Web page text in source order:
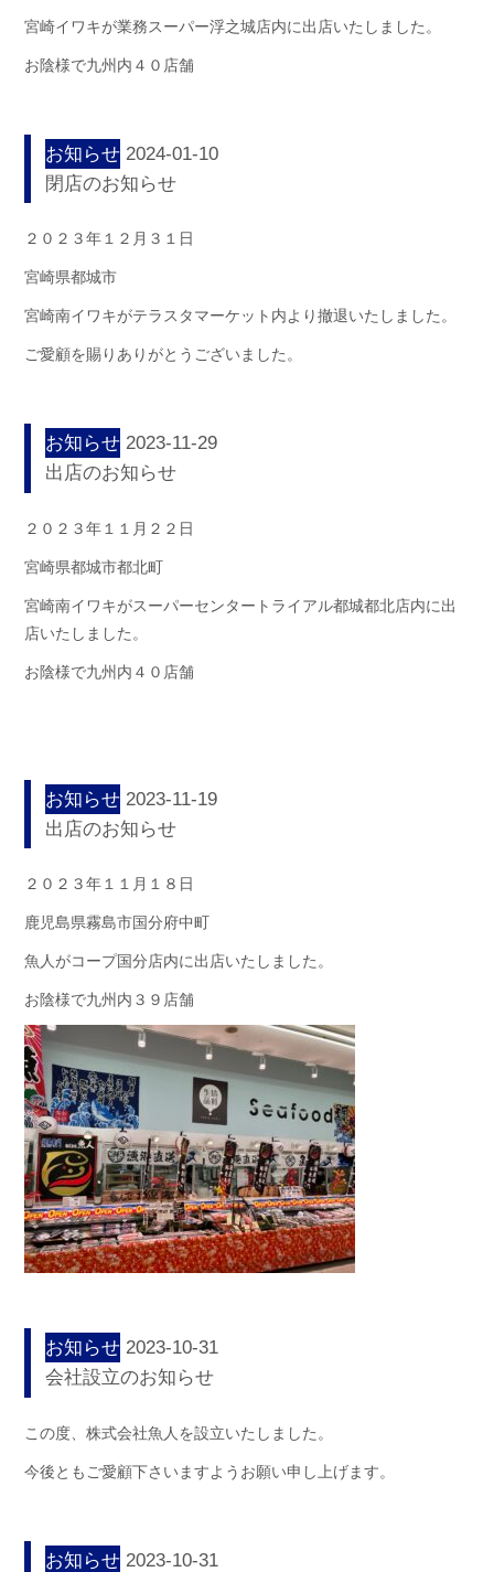
宮崎イワキが業務スーパー浮之城店内に出店いたしました。
お陰様で九州内４０店舗
お知らせ 2024-01-10
閉店のお知らせ
２０２３年１２月３１日
宮崎県都城市
宮崎南イワキがテラスタマーケット内より撤退いたしました。
ご愛顧を賜りありがとうございました。
お知らせ 2023-11-29
出店のお知らせ
２０２３年１１月２２日
宮崎県都城市都北町
宮崎南イワキがスーパーセンタートライアル都城都北店内に出
店いたしました。
お陰様で九州内４０店舗
お知らせ 2023-11-19
出店のお知らせ
２０２３年１１月１８日
鹿児島県霧島市国分府中町
魚人がコープ国分店内に出店いたしました。
お陰様で九州内３９店舗
お知らせ 2023-10-31
会社設立のお知らせ
この度、株式会社魚人を設立いたしました。
今後ともご愛顧下さいますようお願い申し上げます。
お知らせ 2023-10-31